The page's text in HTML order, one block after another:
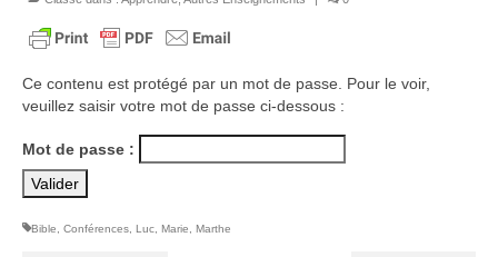
Films, Vidéos, Selfies
Selfies de Mariages
Mon témoignage
SpiNéma
Ce contenu est protégé par un mot de passe. Pour le voir,
veuillez saisir votre mot de passe ci-dessous :
Mot de passe :
Bible Conférences Luc Marie Marthe